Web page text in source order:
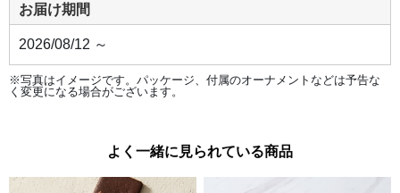
お届け期間
2026/08/12 ～
※写真はイメージです。パッケージ、付属のオーナメントなどは予告な
く変更になる場合がございます。
よく一緒に見られている商品